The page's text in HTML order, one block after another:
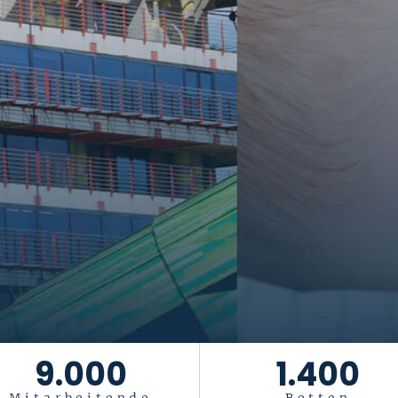
Das Leben ist ein Geschenk
9.000 1.400